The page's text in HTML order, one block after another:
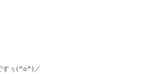
すぅ(^o^)／